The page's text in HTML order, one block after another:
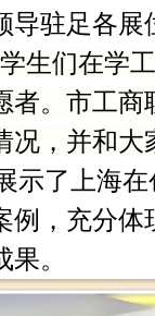
导驻足各
生们在学
者。市工
况，并和大
示了上海
例，充分
。